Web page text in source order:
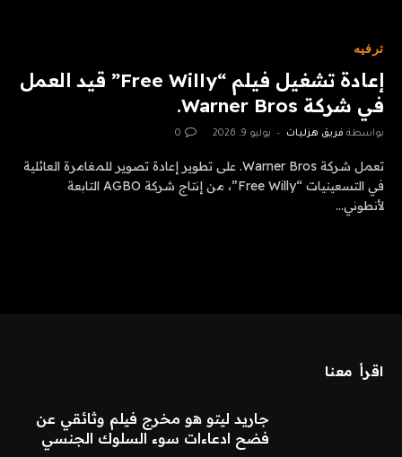
ترفيه
إعادة تشغيل فيلم “Free Willy” قيد العمل
في شركة Warner Bros.
بواسطة فريق هزليات يوليو 9, 2026 0
تعمل شركة Warner Bros. على تطوير إعادة تصوير للمغامرة العائلية
في التسعينيات “Free Willy”، من إنتاج شركة AGBO التابعة
لأنطوني…
اقرأ معنا
جاريد ليتو هو مخرج فيلم وثائقي عن
فضح ادعاءات سوء السلوك الجنسي